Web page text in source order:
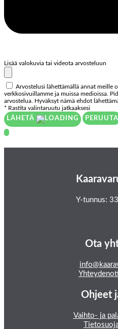
Lisää valokuvia tai videota arvosteluun
Arvostelusi lähettämällä annat meille
verkkosivuillamme ja muissa medioissa.
arvostelua. Hyväksyt nämä ehdot
* Rastita valintaruutu jatkaaksesi
LÄHETÄ
PERUUTA
Y-tunnus:
Ota
Ohjeet
Vaihto- ja